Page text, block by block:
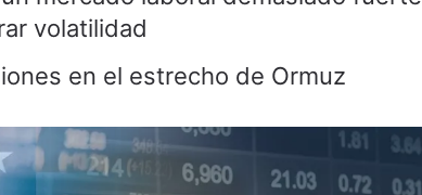
volatilidad
en el estrecho de Ormuz